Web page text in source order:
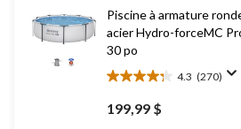
Piscine à armature
acier Hydro-forceMC
30 po
4.3 (270)
4.3
étoile(s)
sur
199,99 $